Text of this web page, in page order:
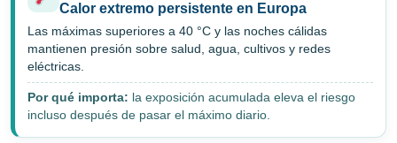
Calor extremo persistente en Europa
Las máximas superiores a 40 °C y las noches cálidas
mantienen presión sobre salud, agua, cultivos y redes
eléctricas.
Por qué importa: la exposición acumulada eleva el riesgo
incluso después de pasar el máximo diario.